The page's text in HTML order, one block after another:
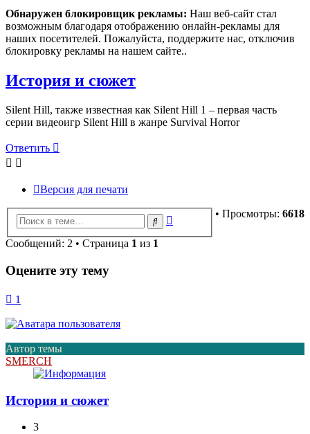
Обнаружен блокировщик рекламы: Наш веб-сайт стал
возможным благодаря отображению онлайн-рекламы для
наших посетителей. Пожалуйста, поддержите нас, отключив
блокировку рекламы на нашем сайте..
История и сюжет
Silent Hill, также известная как Silent Hill 1 – первая часть
серии видеоигр Silent Hill в жанре Survival Horror
Ответить
Версия для печати
• Просмотры: 6618
ПоискРасширенный
Сообщений: 2 • Страница 1 из 1
Оцените эту тему
1
Автор темы
SMERCH
История и сюжет
3